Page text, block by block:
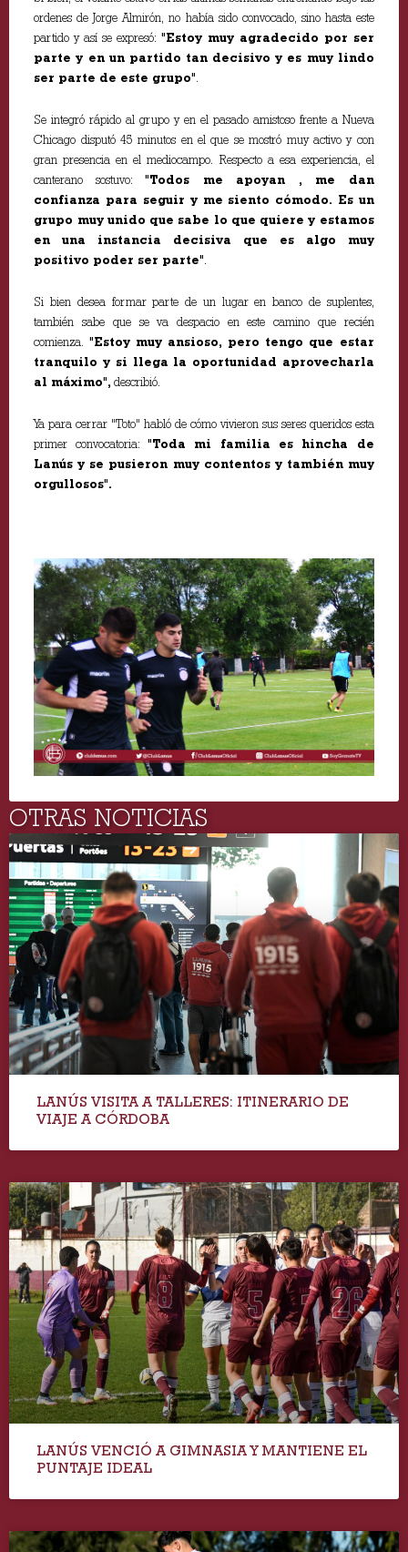
ordenes de Jorge Almirón, no había sido convocado, sino hasta este
partido y así se expresó: "Estoy muy agradecido por ser
parte y en un partido tan decisivo y es muy lindo
ser parte de este grupo".
Se integró rápido al grupo y en el pasado amistoso frente a Nueva
Chicago disputó 45 minutos en el que se mostró muy activo y con
gran presencia en el mediocampo. Respecto a esa experiencia, el
canterano sostuvo:"Todos me apoyan , me dan
confianza para seguir y me siento cómodo. Es un
grupo muy unido que sabe lo que quiere y estamos
en una instancia decisiva que es algo muy
positivo poder ser parte".
Si bien desea formar parte de un lugar en banco de suplentes,
también sabe que se va despacio en este camino que recién
comienza. "Estoy muy ansioso, pero tengo que estar
tranquilo y si llega la oportunidad aprovecharla
al máximo", describió.
Ya para cerrar "Toto" habló de cómo vivieron sus seres queridos esta
primer convocatoria:"Toda mi familia es hincha de
Lanús y se pusieron muy contentos y también muy
orgullosos".
OTRAS NOTICIAS
LANÚS VISITA A TALLERES: ITINERARIO DE
VIAJE A CÓRDOBA
LANÚS VENCIÓ A GIMNASIA Y MANTIENE EL
PUNTAJE IDEAL